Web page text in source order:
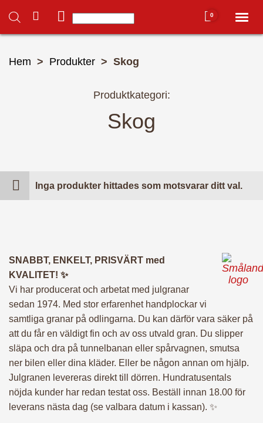
0
Toggle
Hem
Mitt konto
– Alla julgranar 🌲
– Julpynt
– Julmys
– Presentkort
– FTG-paket
Hem > Produkter > Skog
Produktkategori:
Skog
Inga produkter hittades som motsvarar ditt val.
SNABBT, ENKELT, PRISVÄRT med
KVALITET! ✨
Vi har producerat och arbetat med julgranar
sedan 1974. Med stor erfarenhet handplockar vi
samtliga granar på odlingarna. Du kan därför vara säker på
att du får en väldigt fin och av oss utvald gran. Du slipper
släpa och dra på tunnelbanan eller spårvagnen, smutsa
ner bilen eller dina kläder. Eller be någon annan om hjälp.
Julgranen levereras direkt till dörren. Hundratusentals
nöjda kunder har redan testat oss. Beställ innan 18.00 för
leverans nästa dag (se valbara datum i kassan). ✨